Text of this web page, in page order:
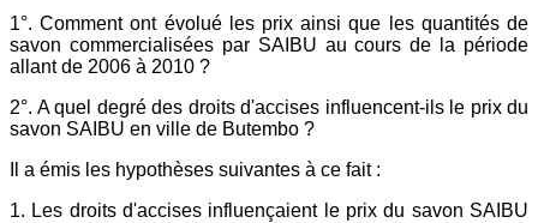
1°. Comment ont évolué les prix ainsi que les quantités de
savon commercialisées par SAIBU au cours de la période
allant de 2006 à 2010 ?
2°. A quel degré des droits d'accises influencent-ils le prix du
savon SAIBU en ville de Butembo ?
Il a émis les hypothèses suivantes à ce fait :
1. Les droits d'accises influençaient le prix du savon SAIBU